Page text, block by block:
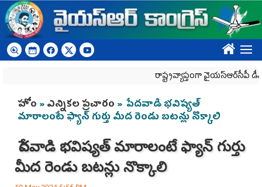
Skip to main content
????
రాష్ట్రవ్యాప్తంగా వైయ‌స్ఆర్‌సీపీ డీఎస్సీ
You are here
హోం »ఎన్నికల ప్రచారం » పేదవాడి భవిష్యత్‌
మారాలంటే ఫ్యాన్‌ గుర్తు మీద రెండు బటన్లు నొక్కాలి
పేదవాడి భవిష్యత్‌ మారాలంటే ఫ్యాన్‌ గుర్తు
మీద రెండు బటన్లు నొక్కాలి